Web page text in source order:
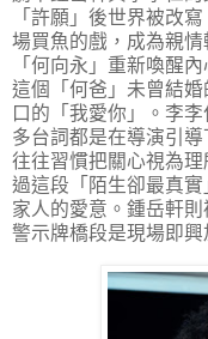
「許願」後世界被改
場買魚的戲，成為親
「何向永」重新喚醒
這個「何爸」未曾結
口的「我愛你」。李
多台詞都是在導演引
往往習慣把關心視為
過這段「陌生卻最真
家人的愛意。鍾岳軒
警示牌橋段是現場即